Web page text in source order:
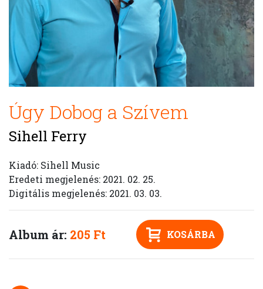
Úgy Dobog a Szívem
Sihell Ferry
Kiadó: Sihell Music
Eredeti megjelenés: 2021. 02. 25.
Digitális megjelenés: 2021. 03. 03.
Album ár: 205 Ft KOSÁRBA